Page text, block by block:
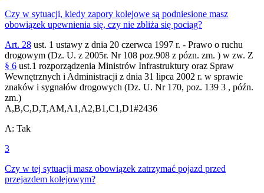
Czy w sytuacji, kiedy zapory kolejowe są podniesione masz
obowiązek upewnienia się, czy nie zbliża się pociąg?
Art. 28 ust. 1 ustawy z dnia 20 czerwca 1997 r. - Prawo o ruchu
drogowym (Dz. U. z 2005r. Nr 108 poz.908 z pózn. zm. ) w zw. Z
§ 6 ust.1 rozporządzenia Ministrów Infrastruktury oraz Spraw
Wewnętrznych i Administracji z dnia 31 lipca 2002 r. w sprawie
znaków i sygnałów drogowych (Dz. U. Nr 170, poz. 139 3 , późn.
zm.)
A,B,C,D,T,AM,A1,A2,B1,C1,D1#2436
A: Tak
3
Czy w tej sytuacji masz obowiązek zatrzymać pojazd przed
przejazdem kolejowym?